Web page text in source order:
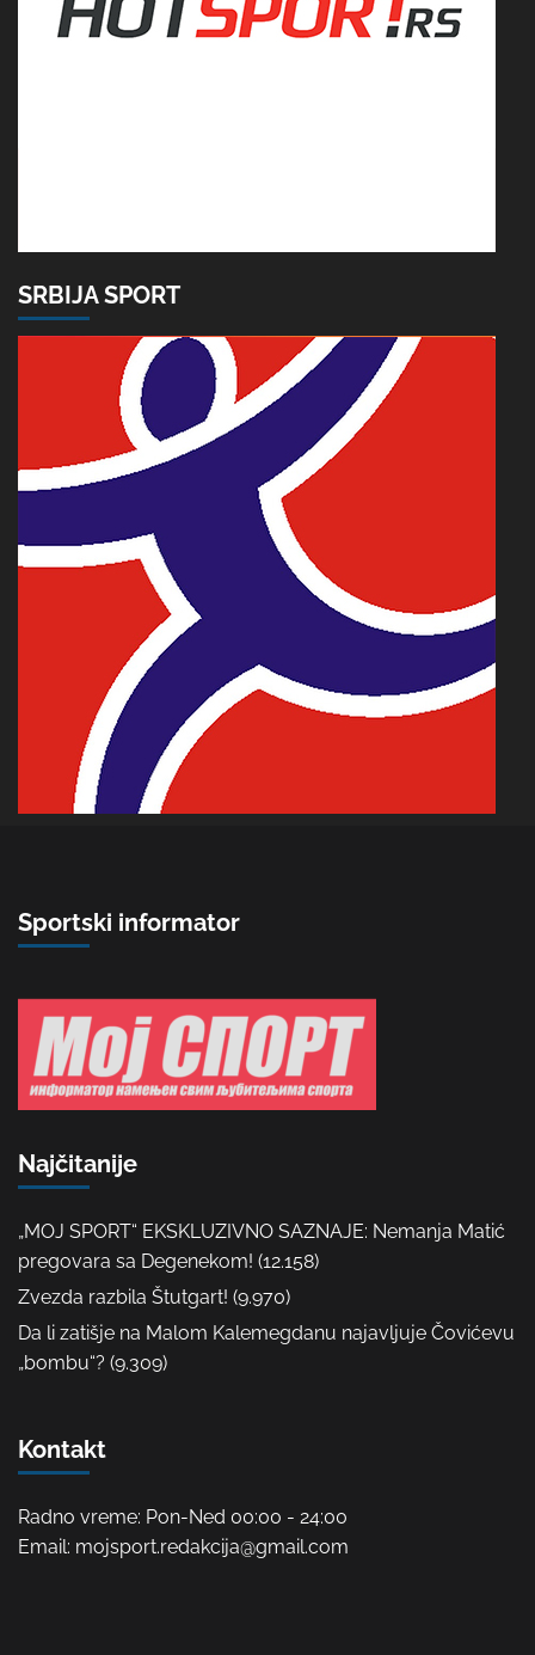
SRBIJA SPORT
Sportski informator
Najčitanije
„MOJ SPORT“ EKSKLUZIVNO SAZNAJE: Nemanja Matić
pregovara sa Degenekom! (12.158)
Zvezda razbila Štutgart! (9.970)
Da li zatišje na Malom Kalemegdanu najavljuje Čovićevu
„bombu“? (9.309)
Kontakt
Radno vreme: Pon-Ned 00:00 - 24:00
Email: mojsport.redakcija@gmail.com